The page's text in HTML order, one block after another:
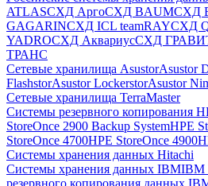
ATLASСХД AргоСХД BAUMСХД
GAGARINСХД ICL teamRAYСХД
YADROСХД АквариусСХД
ТРАНС
Сетевые хранилища AsustorAsustor
FlashstorAsustor LockerstorAsustor
Сетевые хранилища TerraMaster
Системы резервного копирования
StoreOnce 2900 Backup SystemHPE
StoreOnce 4700HPE StoreOnce 4900
Системы хранения данных Hitachi
Системы хранения данных IBMIBM
резервного копирования данных